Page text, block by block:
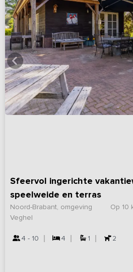
Sfeervol ingerichte
speelweide en terras
Op 10
Noord-Brabant, omgeving
Veghel
4 - 10 4 1 2